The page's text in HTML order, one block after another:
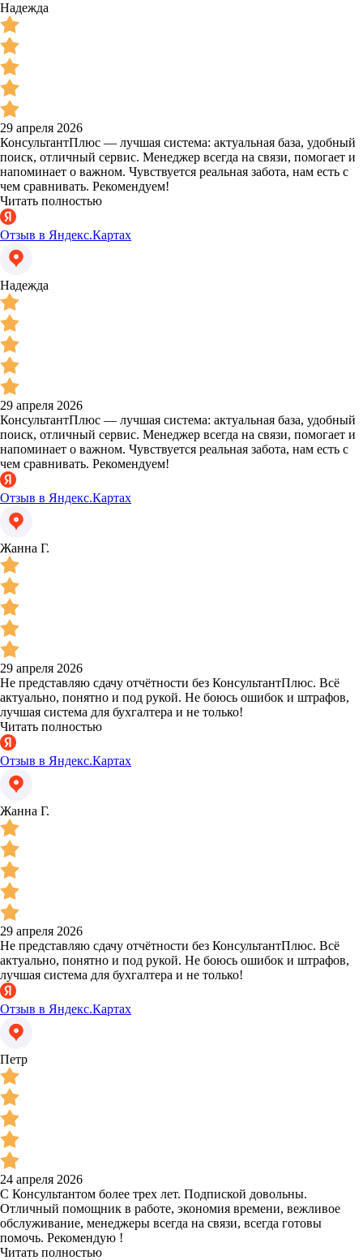
Надежда
29 апреля 2026
КонсультантПлюс — лучшая система: актуальная база, удобный
поиск, отличный сервис. Менеджер всегда на связи, помогает и
напоминает о важном. Чувствуется реальная забота, нам есть с
чем сравнивать. Рекомендуем!
Читать полностью
Отзыв в Яндекс.Картах
Надежда
29 апреля 2026
КонсультантПлюс — лучшая система: актуальная база, удобный
поиск, отличный сервис. Менеджер всегда на связи, помогает и
напоминает о важном. Чувствуется реальная забота, нам есть с
чем сравнивать. Рекомендуем!
Отзыв в Яндекс.Картах
Жанна Г.
29 апреля 2026
Не представляю сдачу отчётности без КонсультантПлюс. Всё
актуально, понятно и под рукой. Не боюсь ошибок и штрафов,
лучшая система для бухгалтера и не только!
Читать полностью
Отзыв в Яндекс.Картах
Жанна Г.
29 апреля 2026
Не представляю сдачу отчётности без КонсультантПлюс. Всё
актуально, понятно и под рукой. Не боюсь ошибок и штрафов,
лучшая система для бухгалтера и не только!
Отзыв в Яндекс.Картах
Петр
24 апреля 2026
С Консультантом более трех лет. Подпиской довольны.
Отличный помощник в работе, экономия времени, вежливое
обслуживание, менеджеры всегда на связи, всегда готовы
помочь. Рекомендую !
Читать полностью